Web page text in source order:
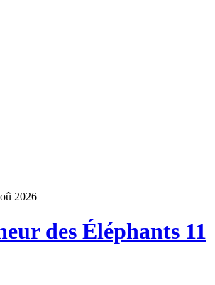
2026
des Éléphants 11